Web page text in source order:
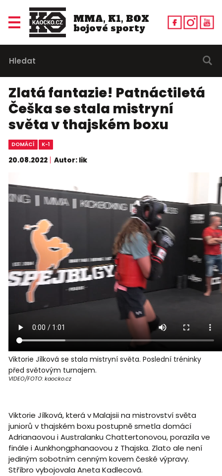
MMA, K1, BOX
bojové sporty
Zlatá fantazie! Patnáctiletá
Češka se stala mistryní
světa v thajském boxu
DOMÁCÍ K-1
20.08.2022 Autor: lik
Viktorie Jílková se stala mistryní světa. Poslední tréninky
před světovým turnajem.
VIDEO/FOTO: kaocko.cz
Viktorie Jílková, která v Malajsii na mistrovství světa
juniorů v thajském boxu postupně smetla domácí
Adrianaovou i Australanku Chattertonovou, porazila ve
finále i Aunkhongphanaovou z Thajska. Zlato ale není
jediným sobotním cenným kovem české výpravy.
Stříbro vybojovala Aneta Kadlecová.